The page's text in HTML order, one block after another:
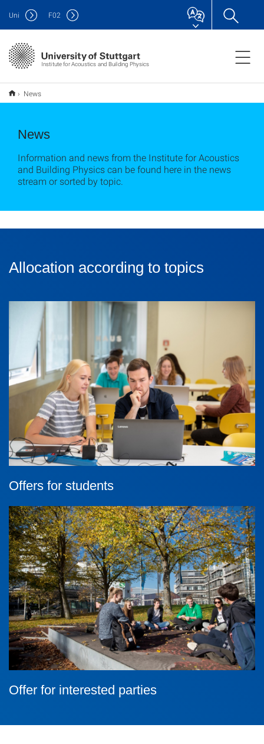
Institute for Acoustics and Building Physics
Uni F02
News
News
Information and news from the Institute for Acoustics
and Building Physics can be found here in the news
stream or sorted by topic.
Allocation according to topics
Offers for students
Offer for interested parties